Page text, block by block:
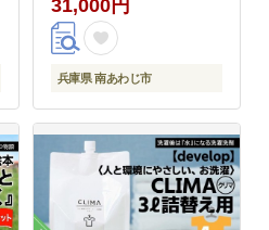
31,000円
兵庫県 南あわじ市